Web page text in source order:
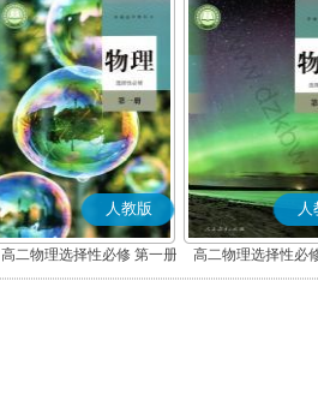
人教版
高二物理选择性必修 第一册
人
高二物理选择性必